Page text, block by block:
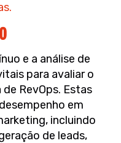
e a análise de
para avaliar o
RevOps. Estas
em
incluindo
de leads,